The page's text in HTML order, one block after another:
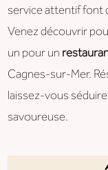
service attentif font
Venez découvrir
un pour un
Cagnes-sur-Mer.
laissez-vous
savoureuse.